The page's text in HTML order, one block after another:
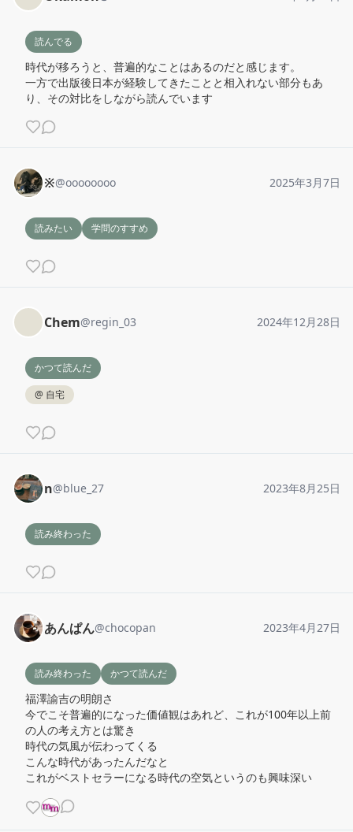
読んでる
時代が移ろうと、普遍的なことはあるのだと感じます。
一方で出版後日本が経験してきたことと相入れない部分もあ
り、その対比をしながら読んでいます
※@oooooooo 2025年3月7日
読みたい 学問のすすめ
Chem@regin_03 2024年12月28日
かつて読んだ
@ 自宅
n@blue_27 2023年8月25日
読み終わった
あんぱん@chocopan 2023年4月27日
読み終わった かつて読んだ
福澤諭吉の明朗さ
今でこそ普遍的になった価値観はあれど、これが100年以上前
の人の考え方とは驚き
時代の気風が伝わってくる
こんな時代があったんだなと
これがベストセラーになる時代の空気というのも興味深い